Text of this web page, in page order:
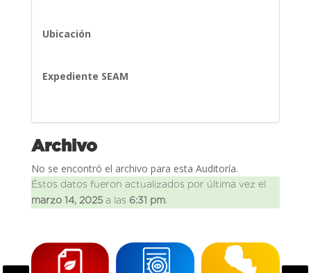
Ubicación
Expediente SEAM
Archivo
No se encontró el archivo para esta Auditoría.
Éstos datos fueron actualizados por última vez el
marzo 14, 2025a las 6:31 pm.